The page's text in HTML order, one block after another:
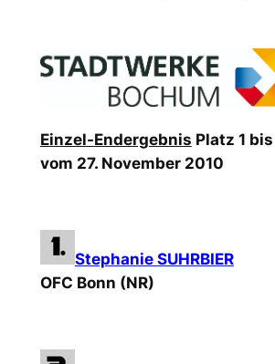
Einzel-Endergebnis Platz 1
vom 27. November 2010
Stephanie SUHRBIER
OFC Bonn (NR)